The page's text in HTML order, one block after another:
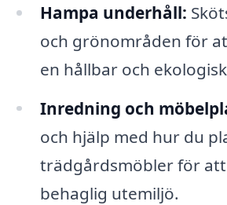
Hampa underhåll:
och grönområden för
en hållbar och
Inredning och
och hjälp med hur du
trädgårdsmöbler för att
behaglig utemiljö.